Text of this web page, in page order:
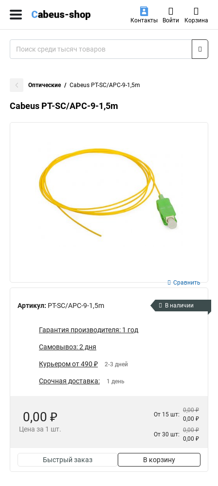
Контакты Войти Корзина
Оптические Cabeus PT-SC/APC-9-1,5m
Cabeus PT-SC/APC-9-1,5m
Артикул: PT-SC/APC-9-1,5m
Сравнить
В наличии
Гарантия производителя: 1 год
Самовывоз: 2 дня
Курьером от 490 ₽ 2-3 дней
Срочная доставка: 1 день
0,00 ₽
Цена за 1 шт.
От 15 шт:
0,00 ₽
0,00 ₽
От 30 шт:
0,00 ₽
0,00 ₽
Быстрый заказ В корзину